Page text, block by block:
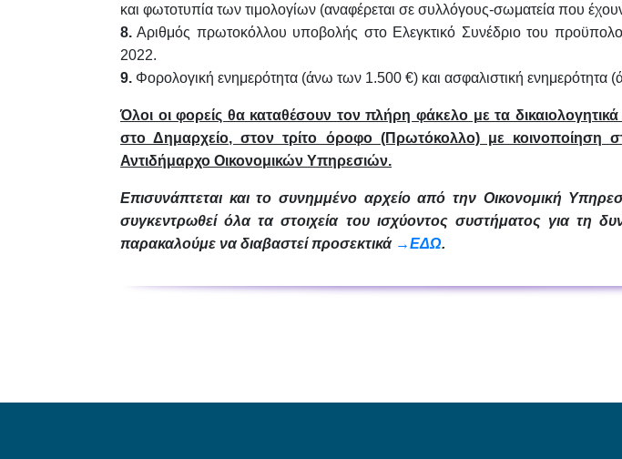
και φωτοτυπία των τιμολογίων (αναφέρεται σε συλλόγους-σωματεία που
8. Αριθμός πρωτοκόλλου υποβολής στο Ελεγκτικό Συνέδριο του
2022.
9. Φορολογική ενημερότητα (άνω των 1.500 €) και ασφαλιστική ενημερότητα
Όλοι οι φορείς θα καταθέσουν τον πλήρη φάκελο με τα
στο Δημαρχείο, στον τρίτο όροφο (Πρωτόκολλο) με κοινοποίηση
Αντιδήμαρχο Οικονομικών Υπηρεσιών.
Επισυνάπτεται και το συνημμένο αρχείο από την Οικονομική
συγκεντρωθεί όλα τα στοιχεία του ισχύοντος συστήματος για τη
παρακαλούμε να διαβαστεί προσεκτικά →ΕΔΩ.